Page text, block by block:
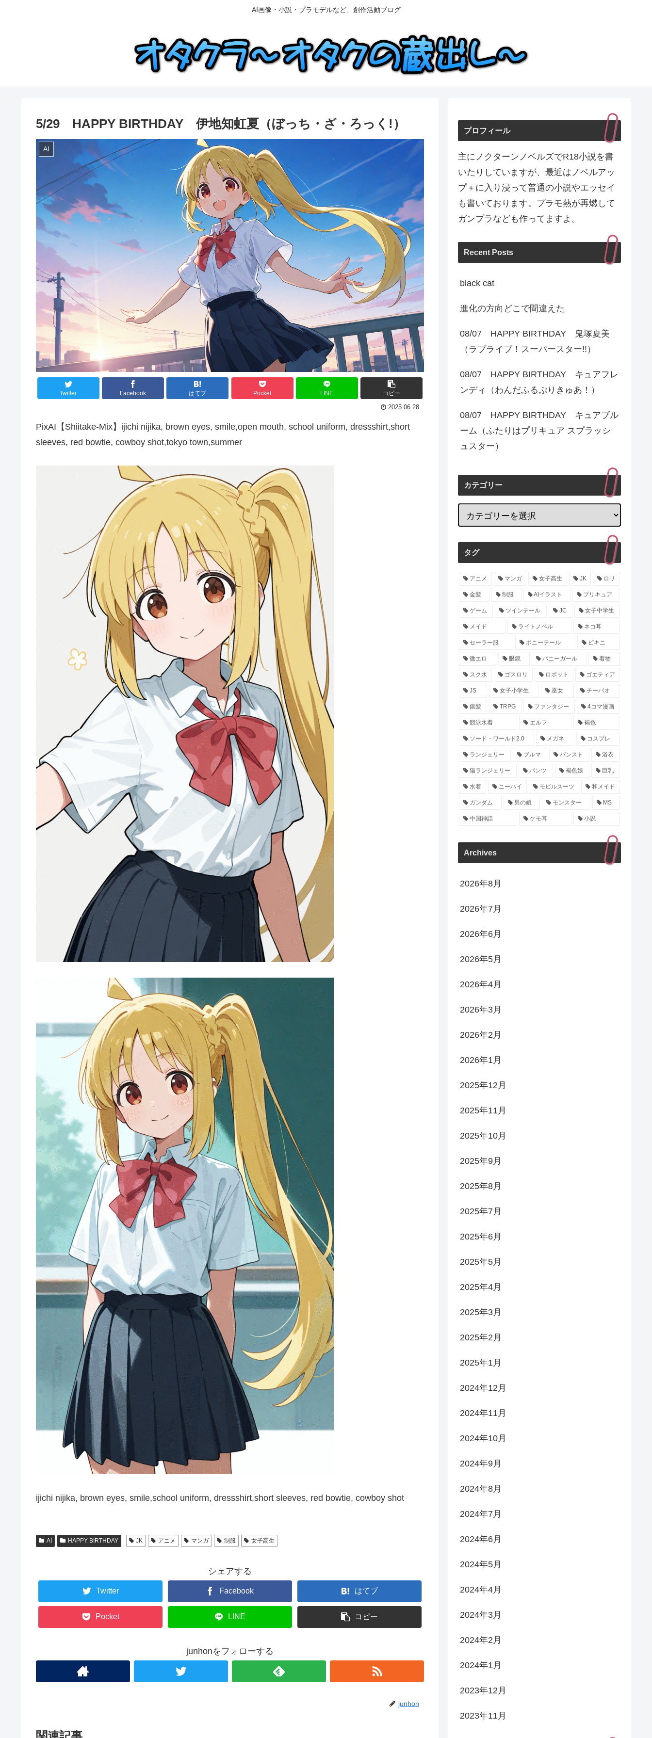
AI画像・小説・プラモデルなど、創作活動ブログ
5/29 HAPPY BIRTHDAY 伊地知虹夏（ぼっち・ざ・ろっく!）
AI
Twitter Facebook はてブ Pocket LINE コピー
2025.06.28
PixAI【Shiitake-Mix】ijichi nijika, brown eyes, smile,open mouth, school uniform, dressshirt,short
sleeves, red bowtie, cowboy shot,tokyo town,summer
ijichi nijika, brown eyes, smile,school uniform, dressshirt,short sleeves, red bowtie, cowboy shot
AI HAPPY BIRTHDAY JK アニメ マンガ 制服 女子高生
シェアする
Twitter Facebook はてブ
Pocket LINE コピー
junhonをフォローする
junhon
プロフィール
主にノクターンノベルズでR18小説を書
いたりしていますが、最近はノベルアッ
プ＋に入り浸って普通の小説やエッセイ
も書いております。プラモ熱が再燃して
ガンプラなども作ってますよ。
Recent Posts
black cat
進化の方向どこで間違えた
08/07 HAPPY BIRTHDAY 鬼塚夏美
（ラブライブ！スーパースター!!）
08/07 HAPPY BIRTHDAY キュアフレ
ンディ（わんだふるぷりきゅあ！）
08/07 HAPPY BIRTHDAY キュアブル
ーム（ふたりはプリキュア スプラッシ
ュスター）
カテゴリー
タグ
アニメ マンガ 女子高生 JK ロリ
金髪 制服 AIイラスト プリキュア
ゲーム ツインテール JC 女子中学生
メイド ライトノベル ネコ耳
セーラー服 ポニーテール ビキニ
微エロ 眼鏡 バニーガール 着物
スク水 ゴスロリ ロボット ゴエティア
JS 女子小学生 巫女 チーパオ
銀髪 TRPG ファンタジー 4コマ漫画
競泳水着 エルフ 褐色
ソード・ワールド2.0 メガネ コスプレ
ランジェリー ブルマ パンスト 浴衣
猫ランジェリー パンツ 褐色娘 巨乳
水着 ニーハイ モビルスーツ 和メイド
ガンダム 男の娘 モンスター MS
中国神話 ケモ耳 小説
Archives
2026年8月
2026年7月
2026年6月
2026年5月
2026年4月
2026年3月
2026年2月
2026年1月
2025年12月
2025年11月
2025年10月
2025年9月
2025年8月
2025年7月
2025年6月
2025年5月
2025年4月
2025年3月
2025年2月
2025年1月
2024年12月
2024年11月
2024年10月
2024年9月
2024年8月
2024年7月
2024年6月
2024年5月
2024年4月
2024年3月
2024年2月
2024年1月
2023年12月
2023年11月